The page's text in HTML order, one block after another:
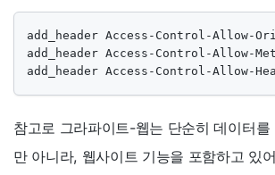
add_header Access-Control-Allow-
add_header Access-Control-Allow-
add_header Access-Control-
참고로 그라파이트-웹는 단순히 데이터를
만 아니라, 웹사이트 기능을 포함하고 있